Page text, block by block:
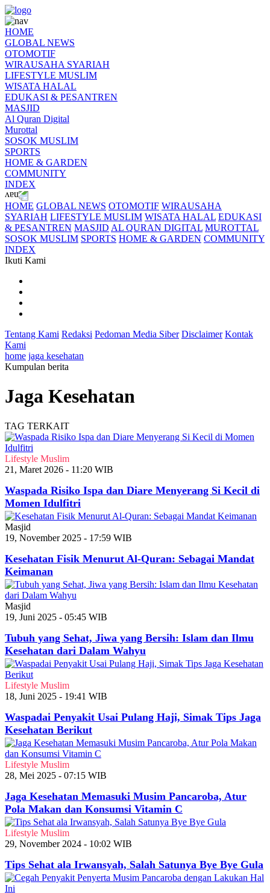
HOME
GLOBAL NEWS
OTOMOTIF
WIRAUSAHA SYARIAH
LIFESTYLE MUSLIM
WISATA HALAL
EDUKASI & PESANTREN
MASJID
Al Quran Digital
Murottal
SOSOK MUSLIM
SPORTS
HOME & GARDEN
COMMUNITY
INDEX
HOME GLOBAL NEWS OTOMOTIF WIRAUSAHA
SYARIAH LIFESTYLE MUSLIM WISATA HALAL EDUKASI
& PESANTREN MASJID AL QURAN DIGITAL MUROTTAL
SOSOK MUSLIM SPORTS HOME & GARDEN COMMUNITY
INDEX
Ikuti Kami
Tentang Kami Redaksi Pedoman Media Siber Disclaimer Kontak
Kami
home jaga kesehatan
Kumpulan berita
Jaga Kesehatan
TAG TERKAIT
Lifestyle Muslim
21, Maret 2026 - 11:20 WIB
Waspada Risiko Ispa dan Diare Menyerang Si Kecil di
Momen Idulfitri
Masjid
19, November 2025 - 17:59 WIB
Kesehatan Fisik Menurut Al-Quran: Sebagai Mandat
Keimanan
Masjid
19, Juni 2025 - 05:45 WIB
Tubuh yang Sehat, Jiwa yang Bersih: Islam dan Ilmu
Kesehatan dari Dalam Wahyu
Lifestyle Muslim
18, Juni 2025 - 19:41 WIB
Waspadai Penyakit Usai Pulang Haji, Simak Tips Jaga
Kesehatan Berikut
Lifestyle Muslim
28, Mei 2025 - 07:15 WIB
Jaga Kesehatan Memasuki Musim Pancaroba, Atur
Pola Makan dan Konsumsi Vitamin C
Lifestyle Muslim
29, November 2024 - 10:02 WIB
Tips Sehat ala Irwansyah, Salah Satunya Bye Bye Gula